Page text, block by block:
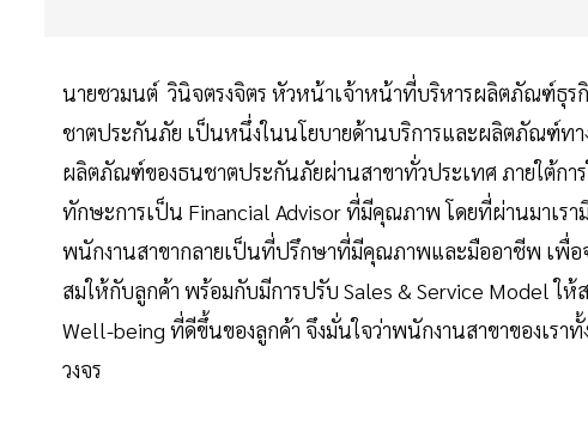
นายชวมนต์ วินิจตรงจิตร หัวหน้าเจ้าหน้าที่บริหารผลิตภัณฑ์ธุร
ชาตประกันภัย เป็นหนึ่งในนโยบายด้านบริการและผลิตภัณฑ์ทา
ผลิตภัณฑ์ของธนชาตประกันภัยผ่านสาขาทั่วประเทศ ภายใต้ก
ทักษะการเป็น Financial Advisor ที่มีคุณภาพ โดยที่ผ่านมาเร
พนักงานสาขากลายเป็นที่ปรึกษาที่มีคุณภาพและมืออาชีพ เพื่อ
สมให้กับลูกค้า พร้อมกับมีการปรับ Sales & Service Model ใ
Well-being ที่ดีขึ้นของลูกค้า จึงมั่นใจว่าพนักงานสาขาของเรา
วงจร